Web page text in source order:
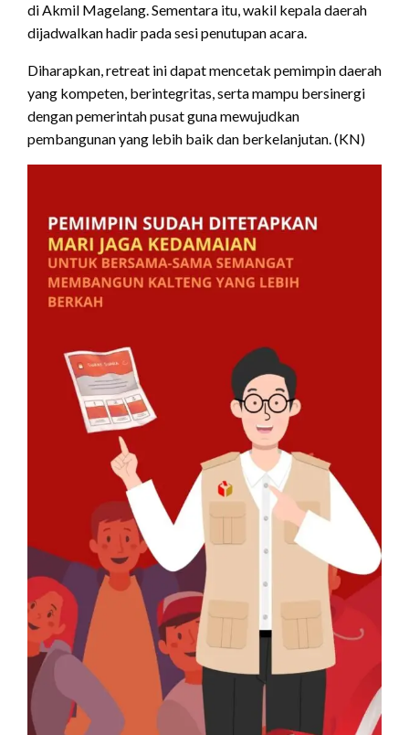
di Akmil Magelang. Sementara itu, wakil kepala daerah
dijadwalkan hadir pada sesi penutupan acara.
Diharapkan, retreat ini dapat mencetak pemimpin daerah
yang kompeten, berintegritas, serta mampu bersinergi
dengan pemerintah pusat guna mewujudkan
pembangunan yang lebih baik dan berkelanjutan. (KN)